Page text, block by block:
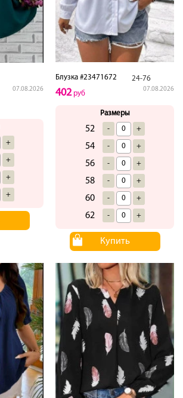
07.08.2026
+
+
+
+
Блузка #23471672 24-76
07.08.2026
402руб
Размеры
52 - +
54 - +
56 - +
58 - +
60 - +
62 - +
Купить